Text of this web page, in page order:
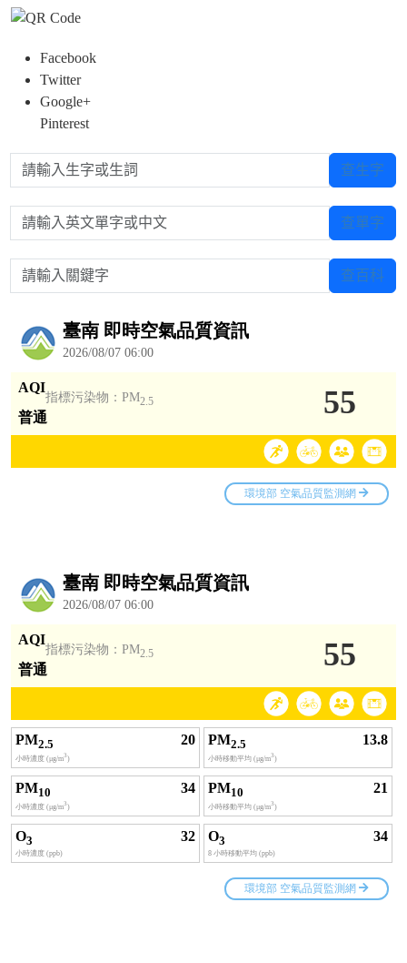
Facebook
Twitter
Google+
Pinterest
請輸入生字或生詞 查生字
請輸入英文單字或中文 查單字
請輸入關鍵字 查百科